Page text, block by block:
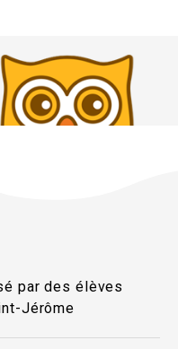
par des élèves
Jérôme